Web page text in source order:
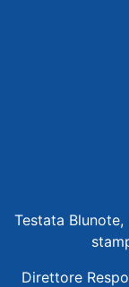
Testata
Direttore